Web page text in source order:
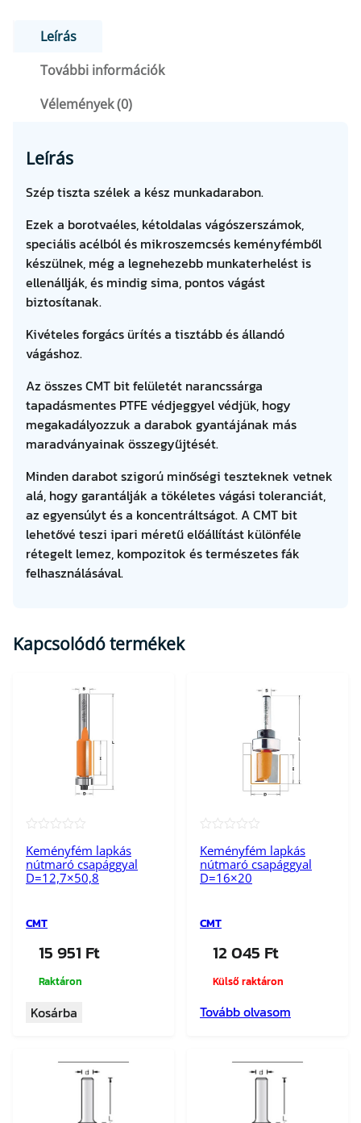
Leírás
További információk
Vélemények (0)
Leírás
Szép tiszta szélek a kész munkadarabon.
Ezek a borotvaéles, kétoldalas vágószerszámok,
speciális acélból és mikroszemcsés keményfémből
készülnek, még a legnehezebb munkaterhelést is
ellenállják, és mindig sima, pontos vágást
biztosítanak.
Kivételes forgács ürítés a tisztább és állandó
vágáshoz.
Az összes CMT bit felületét narancssárga
tapadásmentes PTFE védjeggyel védjük, hogy
megakadályozzuk a darabok gyantájának más
maradványainak összegyűjtését.
Minden darabot szigorú minőségi teszteknek vetnek
alá, hogy garantálják a tökéletes vágási toleranciát,
az egyensúlyt és a koncentráltságot. A CMT bit
lehetővé teszi ipari méretű előállítást különféle
rétegelt lemez, kompozitok és természetes fák
felhasználásával.
Kapcsolódó termékek
Keményfém lapkás
nútmaró csapággyal
D=12,7×50,8
CMT
15 951 Ft
Raktáron
Kosárba
Keményfém lapkás
nútmaró csapággyal
D=16×20
CMT
12 045 Ft
Külső raktáron
Tovább olvasom